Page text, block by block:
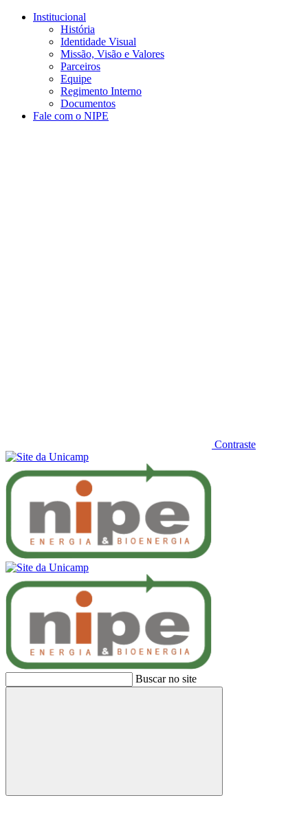
Conteúdo principal
Institucional
História
Identidade Visual
Missão, Visão e Valores
Parceiros
Equipe
Regimento Interno
Documentos
Fale com o NIPE
Contraste
Buscar no site
Buscar